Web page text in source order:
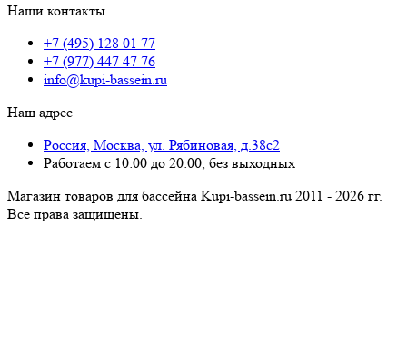
Наши контакты
+7 (495) 128 01 77
+7 (977) 447 47 76
info@kupi-bassein.ru
Наш адрес
Россия, Москва, ул. Рябиновая, д.38с2
Работаем с 10:00 до 20:00, без выходных
Магазин товаров для бассейна Kupi-bassein.ru 2011 - 2026 гг.
Все пра­ва за­щи­ще­ны.